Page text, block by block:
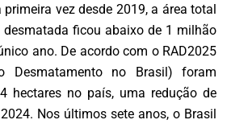
vez desde 2019, a área total
desmatada ficou abaixo de 1 milhão
ano. De acordo com o RAD2025
Desmatamento no Brasil) foram
hectares no país, uma redução de
Nos últimos sete anos, o Brasil